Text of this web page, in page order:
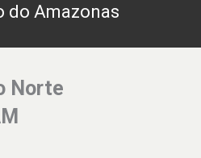
do Amazonas
Norte